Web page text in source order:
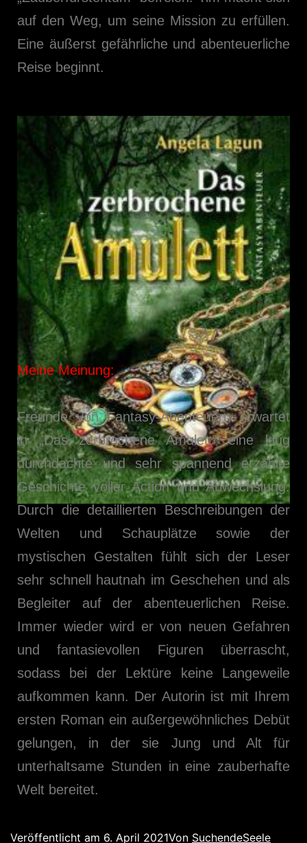
auf den Weg, um seine Mission zu erfüllen.
Eine äußerst gefährliche und abenteuerliche
Reise beginnt.
Meine Meinung:
Freunde von Fantasy-Abenteuern erwartet
in „Das zerbrochene Amulett“ eine klug
durchdachte und sehr spannend erzählte
Geschichte voller Action und Abwechslung.
Durch die detaillierten Beschreibungen der
Welten und Schauplätze sowie der
mystischen Gestalten fühlt sich der Leser
sehr schnell hautnah im Geschehen und als
Begleiter auf der abenteuerlichen Reise.
Immer wieder wird er von neuen Gefahren
und fantasievollen Figuren überrascht,
sodass bei der Lektüre keine Langeweile
aufkommen kann. Der Autorin ist mit Ihrem
ersten Roman ein außergewöhnliches Debüt
gelungen, in der sie Jung und Alt für
unterhaltsame Stunden in eine zauberhafte
Welt bereitet.
Veröffentlicht am 6. April 2021Von SuchendeSeele